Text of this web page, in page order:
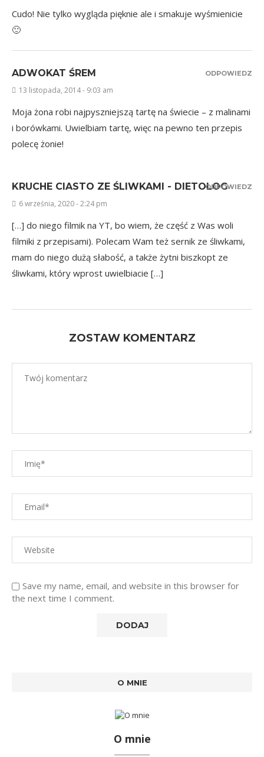
Cudo! Nie tylko wygląda pięknie ale i smakuje wyśmienicie
🙂
ADWOKAT ŚREM
13 listopada, 2014 - 9:03 am
Moja żona robi najpyszniejszą tartę na świecie – z malinami
i borówkami. Uwielbiam tartę, więc na pewno ten przepis
polecę żonie!
ODPOWIEDZ
KRUCHE CIASTO ZE ŚLIWKAMI - DIETOLOG
6 września, 2020 - 2:24 pm
[…] do niego filmik na YT, bo wiem, że część z Was woli
filmiki z przepisami). Polecam Wam też sernik ze śliwkami,
mam do niego dużą słabość, a także żytni biszkopt ze
śliwkami, który wprost uwielbiacie […]
ODPOWIEDZ
ZOSTAW KOMENTARZ
Save my name, email, and website in this browser for
the next time I comment.
O MNIE
O mnie